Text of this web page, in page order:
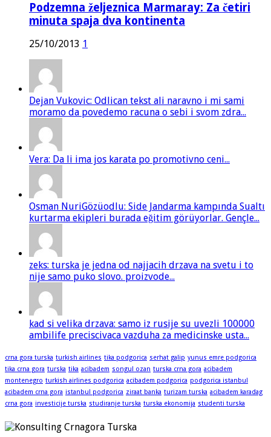
Podzemna željeznica Marmaray: Za četiri
minuta spaja dva kontinenta
25/10/2013 1
Dejan Vukovic: Odlican tekst ali naravno i mi sami
moramo da povedemo racuna o sebi i svom zdra...
Vera: Da li ima jos karata po promotivno ceni...
Osman NuriGözüodlu: Side Jandarma kampında Sualtı
kurtarma ekipleri burada eğitim görüyorlar. Gençle...
zeks: turska je jedna od najjacih drzava na svetu i to
nije samo puko slovo. proizvode...
kad si velika drzava: samo iz rusije su uvezli 100000
ambilife preciscivaca vazduha za medicinske usta...
crna gora turska turkish airlines tika podgorica serhat galip yunus emre podgorica
tika crna gora turska tika acibadem songul ozan turska crna gora acibadem
montenegro turkish airlines podgorica acibadem podgorica podgorica istanbul
acibadem crna gora istanbul podgorica ziraat banka turizam turska acibadem karadag
crna gora investicije turska studiranje turska turska ekonomija studenti turska